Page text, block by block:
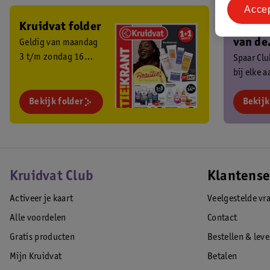
Kruidvat folder
Geldig van maandag
3 t/m zondag 16
Bekijk folder
Ben
van de
Club?
Spaar
bij elke
Kruidvat Club
Activeer je kaart
Alle voordelen
Gratis producten
Mijn Kruidvat
Veelgestelde
Contact
Bestellen &
Betalen